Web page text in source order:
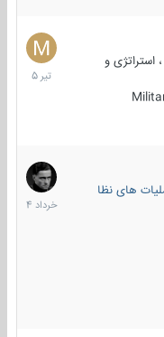
و
27
تیر
1405
های نظامی خارجی
5
خرداد
1404